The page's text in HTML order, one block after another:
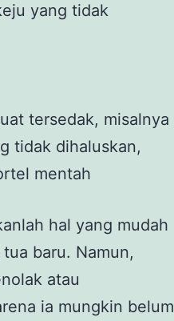
yang tidak
tersedak, misalnya
tidak dihaluskan,
mentah
hal yang mudah
baru. Namun,
atau
ia mungkin belum